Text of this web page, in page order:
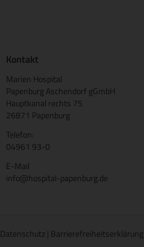
Kontakt
Marien Hospital
Papenburg Aschendorf gGmbH
Hauptkanal rechts 75
26871 Papenburg
Telefon:
04961 93-0
E-Mail
info@hospital-papenburg.de
Datenschutz| Barrierefreiheitserklärung